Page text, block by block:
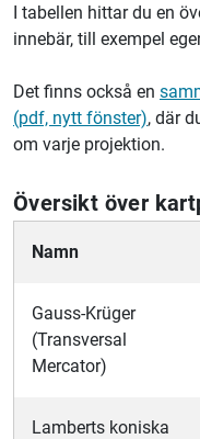
I tabellen hittar du en
innebär, till exempel
Det finns också en
(pdf, nytt fönster), där
om varje projektion.
Översikt över
Namn
Gauss-Krüger
(Transversal
Mercator)
Lamberts koniska